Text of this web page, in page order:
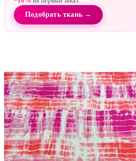
Подобрать ткань →